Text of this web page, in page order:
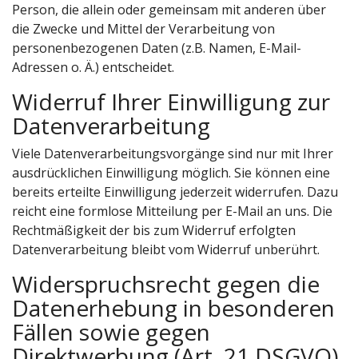
Person, die allein oder gemeinsam mit anderen über
die Zwecke und Mittel der Verarbeitung von
personenbezogenen Daten (z.B. Namen, E-Mail-
Adressen o. Ä.) entscheidet.
Widerruf Ihrer Einwilligung zur
Datenverarbeitung
Viele Datenverarbeitungsvorgänge sind nur mit Ihrer
ausdrücklichen Einwilligung möglich. Sie können eine
bereits erteilte Einwilligung jederzeit widerrufen. Dazu
reicht eine formlose Mitteilung per E-Mail an uns. Die
Rechtmäßigkeit der bis zum Widerruf erfolgten
Datenverarbeitung bleibt vom Widerruf unberührt.
Widerspruchsrecht gegen die
Datenerhebung in besonderen
Fällen sowie gegen